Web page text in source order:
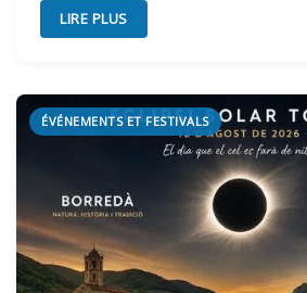
LIRE PLUS
ÉVÉNEMENTS ET FESTIVALS